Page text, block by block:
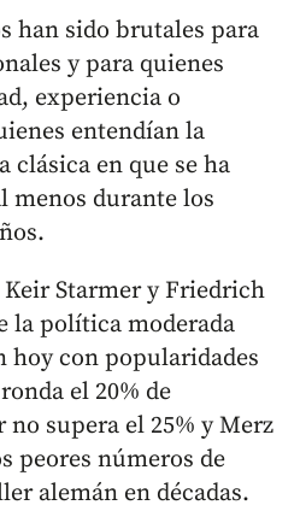
han sido brutales para
y para quienes
experiencia o
entendían la
clásica en que se ha
menos durante los
Starmer y Friedrich
la política moderada
hoy con popularidades
el 20% de
supera el 25% y Merz
peores números de
alemán en décadas.